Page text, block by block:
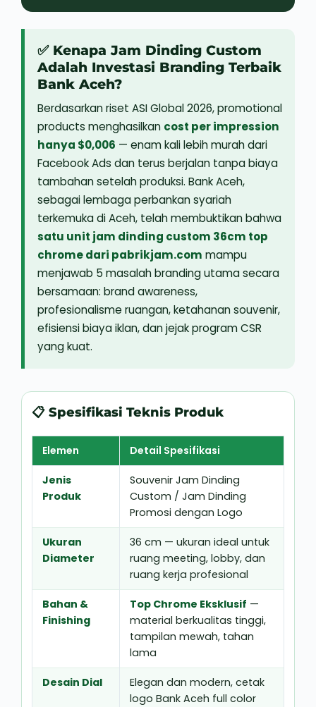
✅ Kenapa Jam Dinding Custom
Adalah Investasi Branding Terbaik
Bank Aceh?
Berdasarkan riset ASI Global 2026, promotional
products menghasilkan cost per impression
hanya $0,006 — enam kali lebih murah dari
Facebook Ads dan terus berjalan tanpa biaya
tambahan setelah produksi. Bank Aceh,
sebagai lembaga perbankan syariah
terkemuka di Aceh, telah membuktikan bahwa
satu unit jam dinding custom 36cm top
chrome dari pabrikjam.com mampu
menjawab 5 masalah branding utama secara
bersamaan: brand awareness,
profesionalisme ruangan, ketahanan souvenir,
efisiensi biaya iklan, dan jejak program CSR
yang kuat.
📋 Spesifikasi Teknis Produk
Elemen Detail Spesifikasi
Jenis
Produk
Souvenir Jam Dinding
Custom / Jam Dinding
Promosi dengan Logo
Ukuran
Diameter
36 cm — ukuran ideal untuk
ruang meeting, lobby, dan
ruang kerja profesional
Bahan &
Finishing
Top Chrome Eksklusif —
material berkualitas tinggi,
tampilan mewah, tahan
lama
Desain Dial
Elegan dan modern, cetak
logo Bank Aceh full color